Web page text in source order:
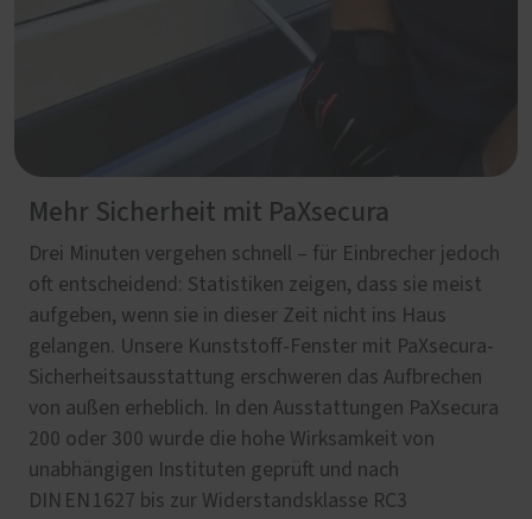
Mehr Sicherheit mit PaXsecura
Drei Minuten vergehen schnell – für Einbrecher jedoch
oft entscheidend: Statistiken zeigen, dass sie meist
aufgeben, wenn sie in dieser Zeit nicht ins Haus
gelangen. Unsere Kunststoff-Fenster mit PaXsecura-
Sicherheitsausstattung erschweren das Aufbrechen
von außen erheblich. In den Ausstattungen PaXsecura
200 oder 300 wurde die hohe Wirksamkeit von
unabhängigen Instituten geprüft und nach
DIN EN 1627 bis zur Widerstandsklasse RC3